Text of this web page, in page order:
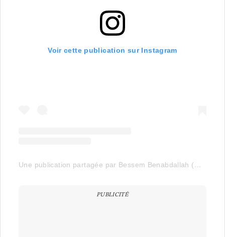
Voir cette publication sur Instagram
Une publication partagée par Bessem Benabdallah (@bessemrestaurant)
PUBLICITÉ